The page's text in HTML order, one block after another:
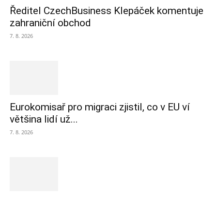
Ředitel CzechBusiness Klepáček komentuje
zahraniční obchod
7. 8. 2026
Eurokomisař pro migraci zjistil, co v EU ví
většina lidí už...
7. 8. 2026